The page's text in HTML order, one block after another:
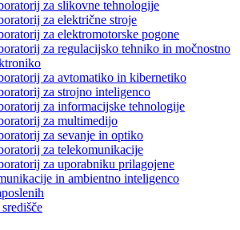
za slikovne tehnologije
za električne stroje
za elektromotorske pogone
za regulacijsko tehniko in močnostno
za avtomatiko in kibernetiko
za strojno inteligenco
za informacijske tehnologije
za multimedijo
za sevanje in optiko
za telekomunikacije
za uporabniku prilagojene
in ambientno inteligenco